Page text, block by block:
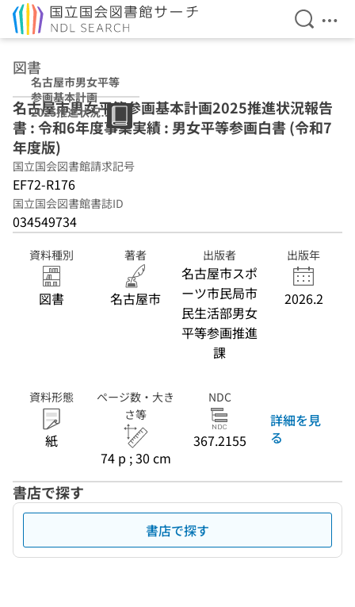
検索を
メ
図書
名古屋市男女平等
参画基本計画
2025推進状況報
告書 : 令和6年度
事業実績 : 男女平
等参画白書 (令和7
年度版)
名古屋市男女平等参画基本計画2025推進状況報告
書 : 令和6年度事業実績 : 男女平等参画白書 (令和7
年度版)
国立国会図書館請求記号
EF72-R176
国立国会図書館書誌ID
034549734
資料種別
図書
著者
名古屋市
出版者
名古屋市スポ
ーツ市民局市
民生活部男女
平等参画推進
課
出版年
2026.2
資料形態
紙
ページ数・大き
さ等
74 p ; 30 cm
NDC
367.2155
詳細を見
る
書店で探す
書店で探す